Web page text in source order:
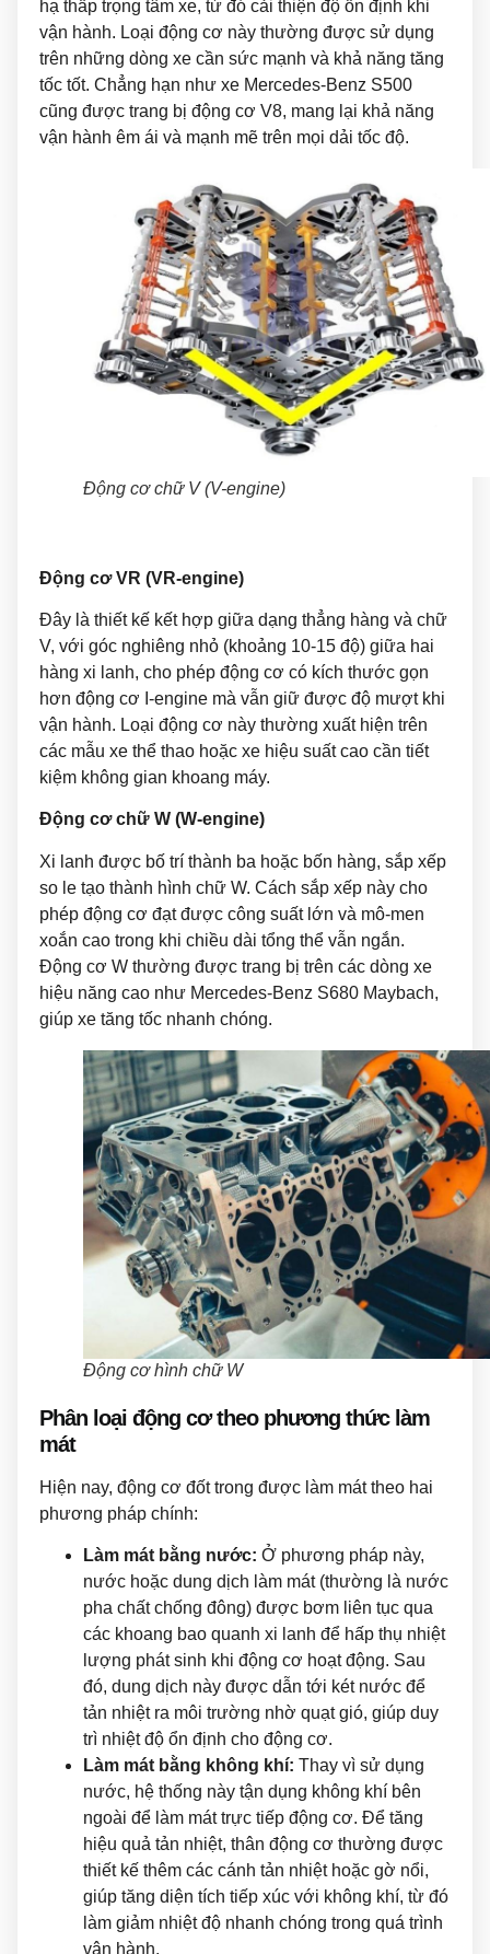
hạ thấp trọng tâm xe, từ đó cải thiện độ ổn định khi
vận hành. Loại động cơ này thường được sử dụng
trên những dòng xe cần sức mạnh và khả năng tăng
tốc tốt. Chẳng hạn như xe Mercedes-Benz S500
cũng được trang bị động cơ V8, mang lại khả năng
vận hành êm ái và mạnh mẽ trên mọi dải tốc độ.
Động cơ chữ V (V-engine)
Động cơ VR (VR-engine)
Đây là thiết kế kết hợp giữa dạng thẳng hàng và chữ
V, với góc nghiêng nhỏ (khoảng 10-15 độ) giữa hai
hàng xi lanh, cho phép động cơ có kích thước gọn
hơn động cơ I-engine mà vẫn giữ được độ mượt khi
vận hành. Loại động cơ này thường xuất hiện trên
các mẫu xe thể thao hoặc xe hiệu suất cao cần tiết
kiệm không gian khoang máy.
Động cơ chữ W (W-engine)
Xi lanh được bố trí thành ba hoặc bốn hàng, sắp xếp
so le tạo thành hình chữ W. Cách sắp xếp này cho
phép động cơ đạt được công suất lớn và mô-men
xoắn cao trong khi chiều dài tổng thể vẫn ngắn.
Động cơ W thường được trang bị trên các dòng xe
hiệu năng cao như Mercedes-Benz S680 Maybach,
giúp xe tăng tốc nhanh chóng.
Động cơ hình chữ W
Phân loại động cơ theo phương thức làm
mát
Hiện nay, động cơ đốt trong được làm mát theo hai
phương pháp chính:
Làm mát bằng nước: Ở phương pháp này,
nước hoặc dung dịch làm mát (thường là nước
pha chất chống đông) được bơm liên tục qua
các khoang bao quanh xi lanh để hấp thụ nhiệt
lượng phát sinh khi động cơ hoạt động. Sau
đó, dung dịch này được dẫn tới két nước để
tản nhiệt ra môi trường nhờ quạt gió, giúp duy
trì nhiệt độ ổn định cho động cơ.
Làm mát bằng không khí: Thay vì sử dụng
nước, hệ thống này tận dụng không khí bên
ngoài để làm mát trực tiếp động cơ. Để tăng
hiệu quả tản nhiệt, thân động cơ thường được
thiết kế thêm các cánh tản nhiệt hoặc gờ nổi,
giúp tăng diện tích tiếp xúc với không khí, từ đó
làm giảm nhiệt độ nhanh chóng trong quá trình
vận hành.